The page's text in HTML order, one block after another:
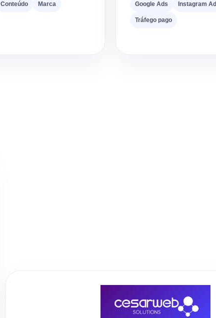
Conteúdo Marca Google Ads Instagram
Tráfego pago